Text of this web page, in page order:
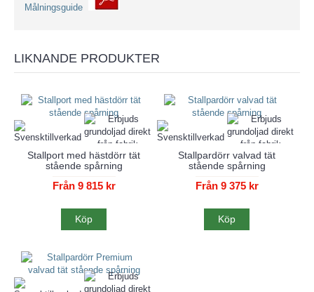
Målningsguide
LIKNANDE PRODUKTER
Stallport med hästdörr tät
stående spårning
Från 9 815 kr
Köp
Stallpardörr valvad tät
stående spårning
Från 9 375 kr
Köp